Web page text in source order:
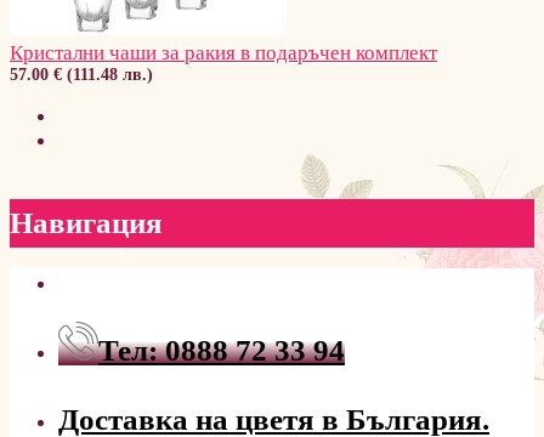
Кристални чаши за ракия в подаръчен комплект
57.00 € (111.48 лв.)
Навигация
Тел: 0888 72 33 94
Доставка на цветя в България.